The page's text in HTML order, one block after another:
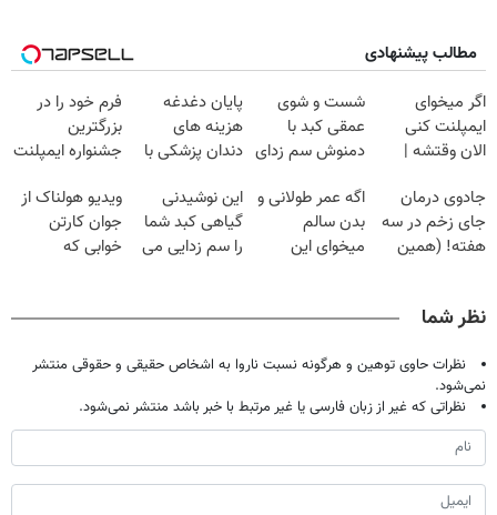
مطالب پیشنهادی
اگر میخوای
ایمپلنت کنی
الان وقتشه |
میلیون تومان!!!
شست و شوی
عمقی کبد با
دمنوش سم زدای
پایان دغدغه
هزینه های
دندان پزشکی با
خانگی
فرم خود را در
بزرگترین
جشنواره ایمپلنت
فقط ۲۵ میلیون
جادوی درمان
جای زخم در سه
هفته! (همین
اگه عمر طولانی و
بدن سالم
میخوای این
این نوشیدنی
گیاهی کبد شما
را سم زدایی می
ویدیو هولناک از
جوان کارتن
خوابی که
نظر شما
نظرات حاوی توهین و هرگونه نسبت ناروا به اشخاص حقیقی و حقوقی منتشر
نمی‌شود.
نظراتی که غیر از زبان فارسی یا غیر مرتبط با خبر باشد منتشر نمی‌شود.